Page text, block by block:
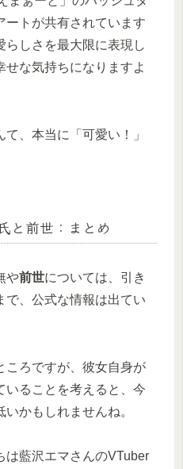
ートが共有されています
らしさを最大限に表現し
せな気持ちになりますよ
、本当に「可愛い！」
と前世：まとめ
や前世については、引き
で、公式な情報は出てい
ころですが、彼女自身が
いることを考えると、今
かもしれませんね。
は藍沢エマさんのVTuber